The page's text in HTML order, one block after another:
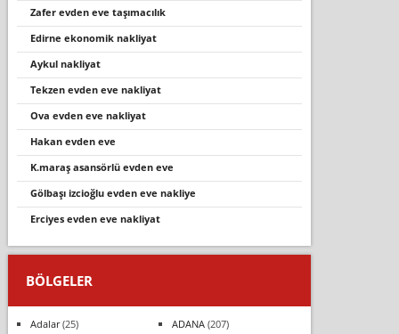
zafer evden eve taşımacılık
edirne ekonomik nakliyat
aykul nakli̇yat
tekzen evden eve nakli̇yat
ova evden eve nakliyat
hakan evden eve
k.maraş asansörlü evden eve
gölbaşı izcioğlu evden eve nakliye
erciyes evden eve nakliyat
BÖLGELER
Adalar(25) ADANA(207)